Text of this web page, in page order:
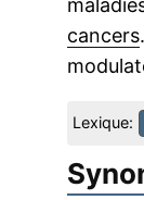
cancers
Lexique: